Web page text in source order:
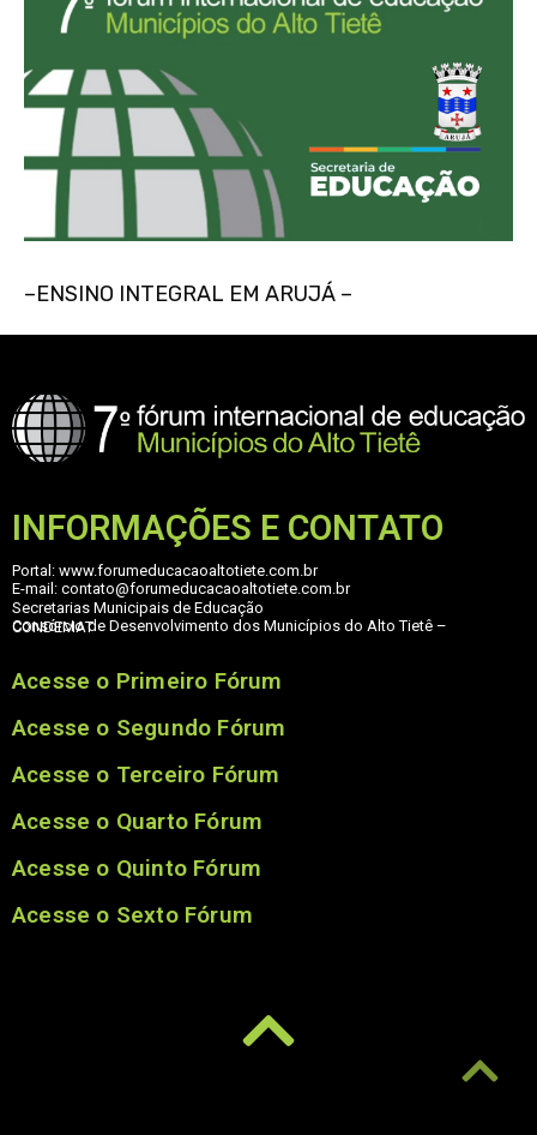
–ENSINO INTEGRAL EM ARUJÁ –
INFORMAÇÕES E CONTATO
Portal: www.forumeducacaoaltotiete.com.br
E-mail: contato@forumeducacaoaltotiete.com.br
Secretarias Municipais de Educação
Consórcio de Desenvolvimento dos Municípios do Alto Tietê – CONDEMAT
Acesse o Primeiro Fórum
Acesse o Segundo Fórum
Acesse o Terceiro Fórum
Acesse o Quarto Fórum
Acesse o Quinto Fórum
Acesse o Sexto Fórum